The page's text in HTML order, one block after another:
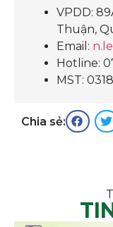
VPDD:
Thuận,
Email:
Hotline:
MST:
Chia sẻ: